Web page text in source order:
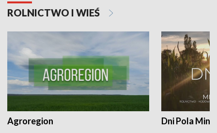
ROLNICTWO I WIEŚ
Agroregion Dni Pola